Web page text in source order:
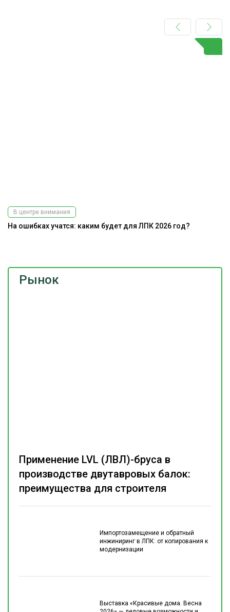
Рынок
Импортозамещение и обратный
инжиниринг в ЛПК: от копирования к
модернизации
Выставка «Красивые дома. Весна
Применение LVL (ЛВЛ)-бруса в
производстве двутавровых балок:
преимущества для строителя
В центре внимания
На ошибках учатся: каким будет для ЛПК 2026 год?